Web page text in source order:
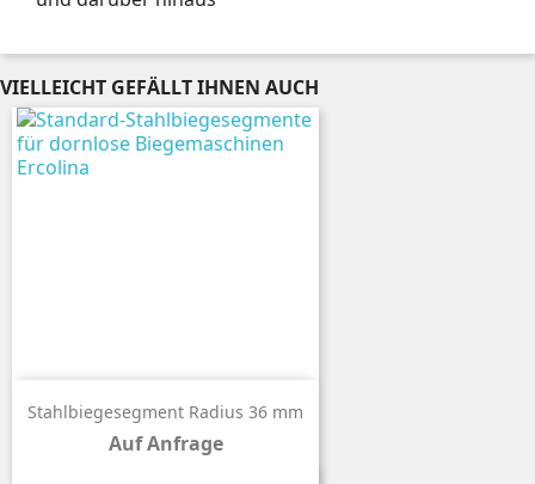
VIELLEICHT GEFÄLLT IHNEN AUCH
Stahlbiegesegment Radius 36 mm
Auf Anfrage